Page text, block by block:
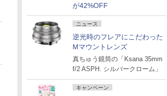
が42%OFF
ニュース
逆光時のフレアにこだわった
Mマウントレンズ
真ちゅう鏡筒の「Ksana 35mm
f/2 ASPH. シルバークローム」
キャンペーン